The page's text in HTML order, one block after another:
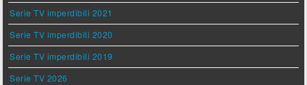
Serie TV imperdibili 2021
Serie TV imperdibili 2020
Serie TV imperdibili 2019
Serie TV 2026